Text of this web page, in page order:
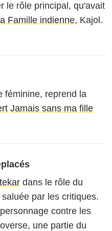
le rôle principal, qu'avait
Famille indienne, Kajol .
féminine, reprend la
Jamais sans ma fille
dans le rôle du
par les critiques.
contre les
une partie du